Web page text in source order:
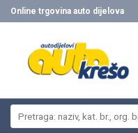
Skip
to
Online trgovina auto dijelova